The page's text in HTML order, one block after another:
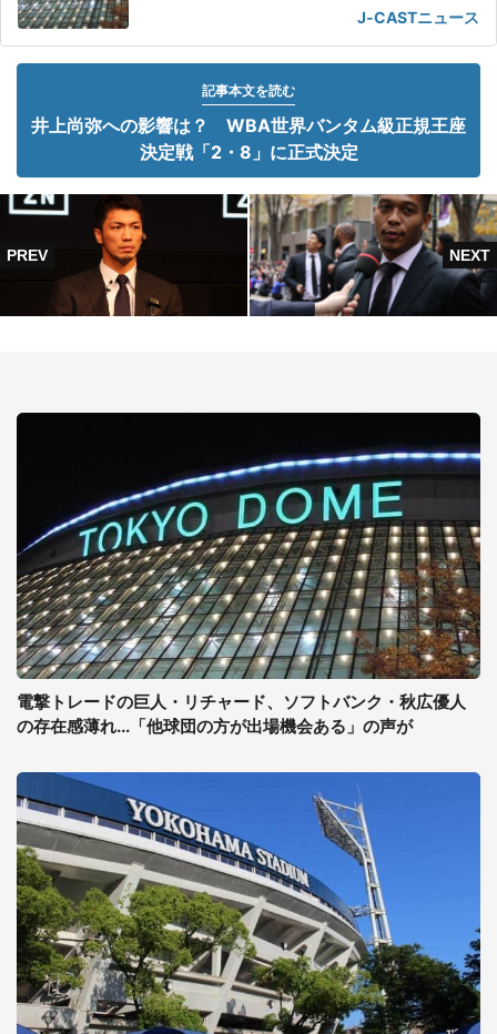
J-CASTニュース
記事本文を読む
井上尚弥への影響は？ WBA世界バンタム級正規王座
決定戦「2・8」に正式決定
電撃トレードの巨人・リチャード、ソフトバンク・秋広優人
の存在感薄れ...「他球団の方が出場機会ある」の声が